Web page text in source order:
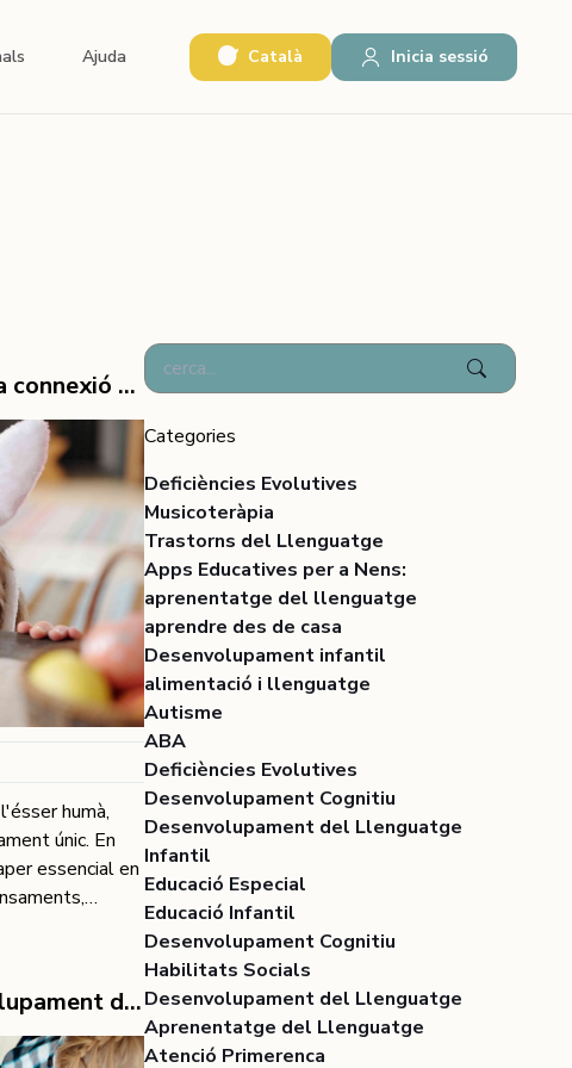
Ajuda Català Inicia sessió
Autisme i comunicació no verbal: Una connexió que has de conèixer
humà,
únic. En
essencial en
la
Més enllà de
gamma d'
facials que
Metes a llarg termini per al desenvolupament del teu fill amb Autisme: Estratègies per a un creixement positiu
Categories
Deficiències Evolutives
Musicoteràpia
Trastorns del Llenguatge
Apps Educatives per a Nens:
aprenentatge del llenguatge
aprendre des de casa
Desenvolupament infantil
alimentació i llenguatge
Autisme
ABA
Deficiències Evolutives
Desenvolupament Cognitiu
Desenvolupament del Llenguatge
Infantil
Educació Especial
Educació Infantil
Desenvolupament Cognitiu
Habilitats Socials
Desenvolupament del Llenguatge
Aprenentatge del Llenguatge
Atenció Primerenca